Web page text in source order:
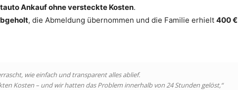
Ankauf ohne versteckte Kosten.
, die Abmeldung übernommen und die Familie erhielt 400 €
wie einfach und transparent alles ablief.
Kosten – und wir hatten das Problem innerhalb von 24 Stunden gelöst,“